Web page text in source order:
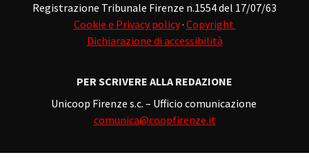
Registrazione Tribunale Firenze n.1554 del 17/07/63
Cookie e Privacy policy· Copyright
Dichiarazione di accessibilità
PER SCRIVERE ALLA REDAZIONE
Unicoop Firenze s.c. – Ufficio comunicazione
comunica@coopfirenze.it